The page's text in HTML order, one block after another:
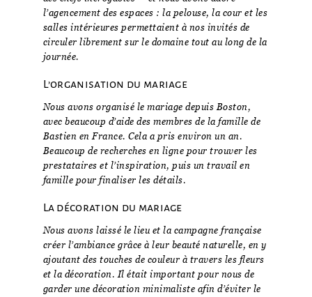
l’agencement des espaces : la pelouse, la cour et les
salles intérieures permettaient à nos invités de
circuler librement sur le domaine tout au long de la
journée.
L’organisation du mariage
Nous avons organisé le mariage depuis Boston,
avec beaucoup d’aide des membres de la famille de
Bastien en France. Cela a pris environ un an.
Beaucoup de recherches en ligne pour trouver les
prestataires et l’inspiration, puis un travail en
famille pour finaliser les détails.
La décoration du mariage
Nous avons laissé le lieu et la campagne française
créer l’ambiance grâce à leur beauté naturelle, en y
ajoutant des touches de couleur à travers les fleurs
et la décoration. Il était important pour nous de
garder une décoration minimaliste afin d’éviter le